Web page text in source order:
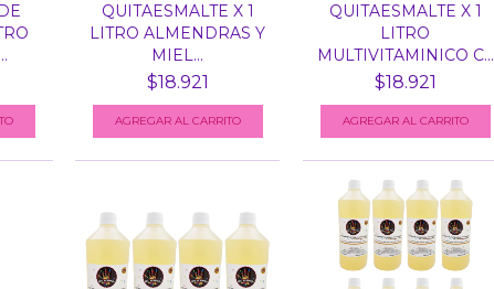
QUITAESMALTE X 1
LITRO ALMENDRAS Y
MIEL...
$18.921
QUITAESMALTE X 1
LITRO
MULTIVITAMINICO C...
$18.921